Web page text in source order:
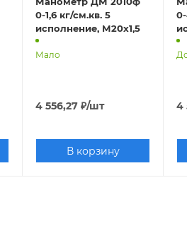
0-1,6 кг/см.кв. 5
исполнение, М20х1,5
Мало
4 556,27 ₽/шт
В корзину
4